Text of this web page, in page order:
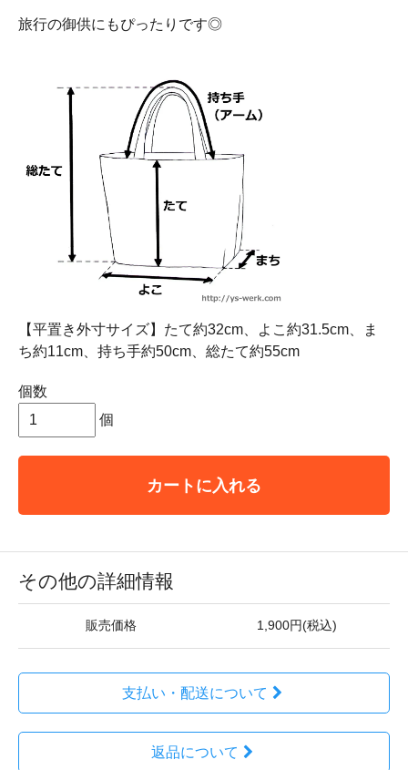
旅行の御供にもぴったりです◎
【平置き外寸サイズ】たて約32cm、よこ約31.5cm、ま
ち約11cm、持ち手約50cm、総たて約55cm
個数
個
カートに入れる
その他の詳細情報
販売価格 1,900円(税込)
支払い・配送について
返品について